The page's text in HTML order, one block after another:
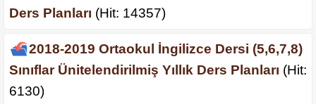
Ders Planları (Hit: 14357)
2018-2019 Ortaokul İngilizce Dersi (5,6,7,8)
Sınıflar Ünitelendirilmiş Yıllık Ders Planları (Hit:
6130)